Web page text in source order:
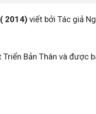
2014) viết bởi Tác giả
Bản Thân và được